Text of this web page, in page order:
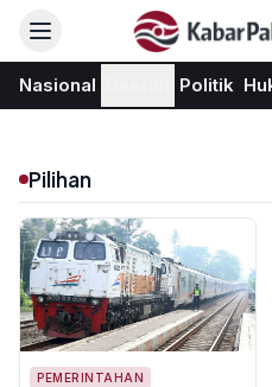
Nasional Politik
Pilihan
PEMERINTAHAN